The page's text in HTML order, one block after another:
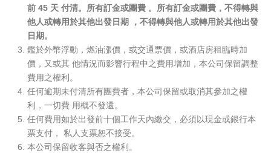
前 45 天 付清。所有訂金或團費 。所有訂金或團費，不得轉與
他人或轉用於其他出發日期 ，不得轉與他人或轉用於其他出發
日期。
鑑於外幣浮動，燃油漲價，或交通票價，或酒店房租臨時加
價，又或其 他情況而影響行程中之費用增加，本公司保留調整
費用之權利。
任何逾期未付清所有團費者，本公司保留或取消其參加之權
利，一切費 用概不發還。
任何費用如於出發前十個工作天內繳交，必須以現金或銀行本
票支付， 私人支票恕不接受。
本公司保留收客與否之權利。